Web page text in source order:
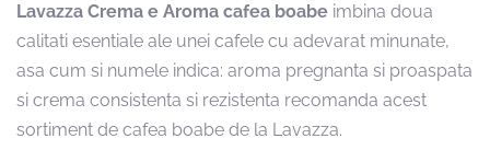
Lavazza Crema e Aroma cafea boabe imbina doua
calitati esentiale ale unei cafele cu adevarat minunate,
asa cum si numele indica: aroma pregnanta si proaspata
si crema consistenta si rezistenta recomanda acest
sortiment de cafea boabe de la Lavazza.